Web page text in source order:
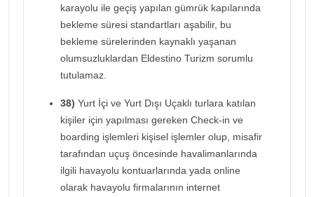
karayolu ile geçiş yapılan gümrük kapılarında
bekleme süresi standartları aşabilir, bu
bekleme sürelerinden kaynaklı yaşanan
olumsuzluklardan Eldestino Turizm sorumlu
tutulamaz.
38) Yurt İçi ve Yurt Dışı Uçaklı turlara katılan
kişiler için yapılması gereken Check-in ve
boarding işlemleri kişisel işlemler olup, misafir
tarafından uçuş öncesinde havalimanlarında
ilgili havayolu kontuarlarında yada online
olarak havayolu firmalarının internet